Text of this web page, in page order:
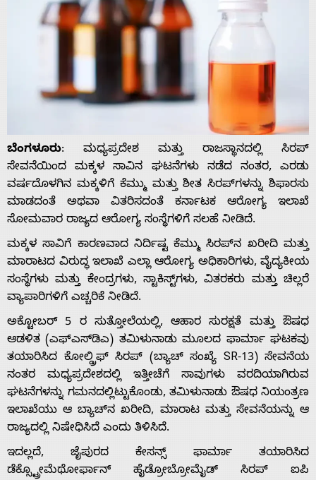
Home
ಬೆಂಗಳೂರು: ಮಧ್ಯಪ್ರದೇಶ ಮತ್ತು ರಾಜಸ್ಥಾನದಲ್ಲಿ ಸಿರಪ್
ಸೇವನೆಯಿಂದ ಮಕ್ಕಳ ಸಾವಿನ ಘಟನೆಗಳು ನಡೆದ ನಂತರ, ಎರಡು
ವರ್ಷದೊಳಗಿನ ಮಕ್ಕಳಿಗೆ ಕೆಮ್ಮು ಮತ್ತು ಶೀತ ಸಿರಪ್‌ಗಳನ್ನು ಶಿಫಾರಸು
ಮಾಡದಂತೆ ಅಥವಾ ವಿತರಿಸದಂತೆ ಕರ್ನಾಟಕ ಆರೋಗ್ಯ ಇಲಾಖೆ
ಸೋಮವಾರ ರಾಜ್ಯದ ಆರೋಗ್ಯ ಸಂಸ್ಥೆಗಳಿಗೆ ಸಲಹೆ ನೀಡಿದೆ.
ಮಕ್ಕಳ ಸಾವಿಗೆ ಕಾರಣವಾದ ನಿರ್ದಿಷ್ಟ ಕೆಮ್ಮು ಸಿರಪ್‌ನ ಖರೀದಿ ಮತ್ತು
ಮಾರಾಟದ ವಿರುದ್ಧ ಇಲಾಖೆ ಎಲ್ಲಾ ಆರೋಗ್ಯ ಅಧಿಕಾರಿಗಳು, ವೈದ್ಯಕೀಯ
ಸಂಸ್ಥೆಗಳು ಮತ್ತು ಕೇಂದ್ರಗಳು, ಸ್ಟಾಕಿಸ್ಟ್‌ಗಳು, ವಿತರಕರು ಮತ್ತು ಚಿಲ್ಲರೆ
ವ್ಯಾಪಾರಿಗಳಿಗೆ ಎಚ್ಚರಿಕೆ ನೀಡಿದೆ.
ಅಕ್ಟೋಬರ್ 5 ರ ಸುತ್ತೋಲೆಯಲ್ಲಿ, ಆಹಾರ ಸುರಕ್ಷತೆ ಮತ್ತು ಔಷಧ
ಆಡಳಿತ (ಎಫ್‌ಎಸ್‌ಡಿಎ) ತಮಿಳುನಾಡು ಮೂಲದ ಫಾರ್ಮಾ ಘಟಕವು
ತಯಾರಿಸಿದ ಕೋಲ್ಡ್ರಿಫ್ ಸಿರಪ್ (ಬ್ಯಾಚ್ ಸಂಖ್ಯೆ SR-13) ಸೇವನೆಯ
ನಂತರ ಮಧ್ಯಪ್ರದೇಶದಲ್ಲಿ ಇತ್ತೀಚೆಗೆ ಸಾವುಗಳು ವರದಿಯಾಗಿರುವ
ಘಟನೆಗಳನ್ನು ಗಮನದಲ್ಲಿಟ್ಟುಕೊಂಡು, ತಮಿಳುನಾಡು ಔಷಧ ನಿಯಂತ್ರಣ
ಇಲಾಖೆಯು ಆ ಬ್ಯಾಚ್‌ನ ಖರೀದಿ, ಮಾರಾಟ ಮತ್ತು ಸೇವನೆಯನ್ನು ಆ
ರಾಜ್ಯದಲ್ಲಿ ನಿಷೇಧಿಸಿದೆ ಎಂದು ತಿಳಿಸಿದೆ.
ಇದಲ್ಲದೆ, ಜೈಪುರದ ಕೇಸನ್ಸ್ ಫಾರ್ಮಾ ತಯಾರಿಸಿದ
ಡೆಕ್ಸ್ಟ್ರೋಮೆಥೋರ್ಫಾನ್ ಹೈಡ್ರೋಬ್ರೋಮೈಡ್ ಸಿರಪ್ ಐಪಿ